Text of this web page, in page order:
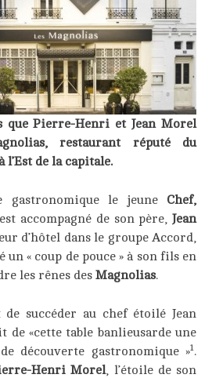
que Pierre-Henri et Jean Morel
restaurant réputé du
de la capitale.
gastronomique le jeune Chef,
accompagné de son père,Jean
d’hôtel dans le groupe Accord,
« coup de pouce » à son fils en
les rênes des Magnolias.
de succéder au chef étoilé Jean
de «cette table banlieusarde une
découverte gastronomique »1.
Henri Morel, l’étoile de son